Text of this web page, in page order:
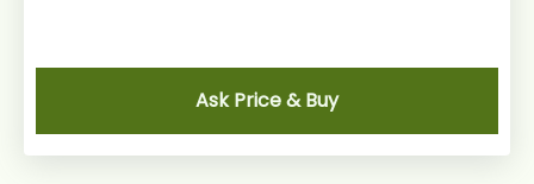
Ask Price & Buy